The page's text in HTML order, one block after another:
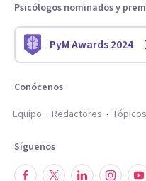
Psicólogos nominados y
PyM Awards 2024
Conócenos
Equipo
Redactores Tópicos
Síguenos